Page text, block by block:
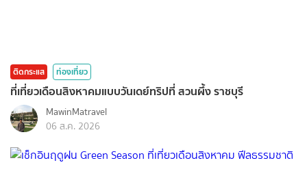
ติดกระแส ท่องเที่ยว
ที่เที่ยวเดือนสิงหาคมแบบวันเดย์ทริปที่ สวนผึ้ง ราชบุรี
MawinMatravel
06 ส.ค. 2026